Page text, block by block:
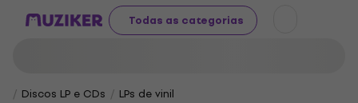
Todas as categorias
Discos LP e CDs LPs de vinil